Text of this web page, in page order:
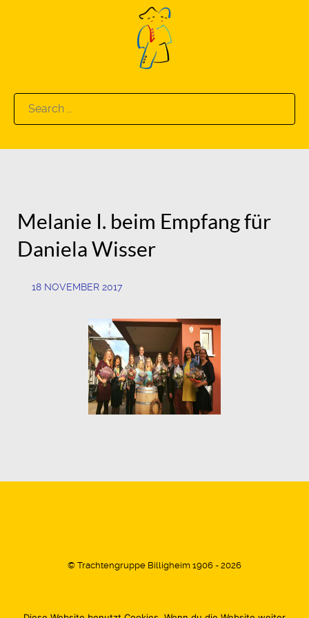
Search
for:
Melanie I. beim Empfang für
Daniela Wisser
18 NOVEMBER 2017
© Trachtengruppe Billigheim 1906 - 2026